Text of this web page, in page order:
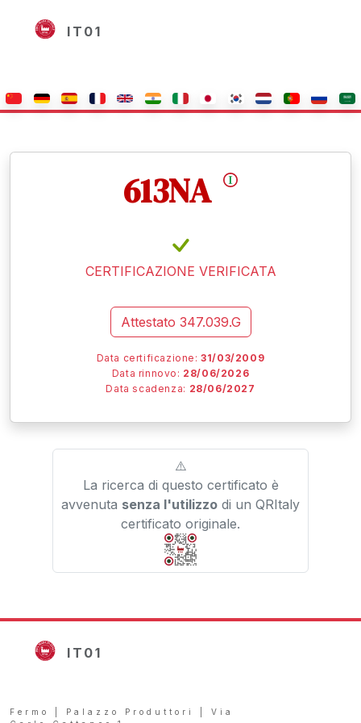
IT01
613NA
CERTIFICAZIONE VERIFICATA
Attestato 347.039.G
Data certificazione: 31/03/2009
Data rinnovo: 28/06/2026
Data scadenza: 28/06/2027
⚠️
La ricerca di questo certificato è
avvenuta senza l'utilizzo di un QRItaly
certificato originale.
IT01
Fermo | Palazzo Produttori | Via